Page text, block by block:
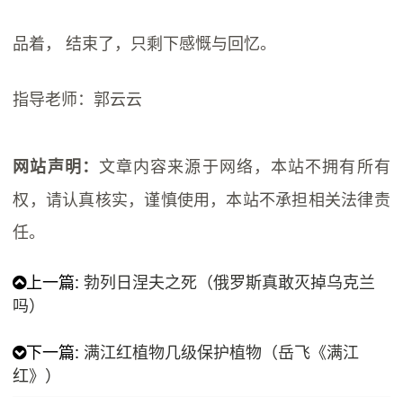
品着， 结束了，只剩下感慨与回忆。
指导老师：郭云云
网站声明： 文章内容来源于网络，本站不拥有所有
权，请认真核实，谨慎使用，本站不承担相关法律责
任。
上一篇: 勃列日涅夫之死（俄罗斯真敢灭掉乌克兰
吗）
下一篇: 满江红植物几级保护植物（岳飞《满江
红》）